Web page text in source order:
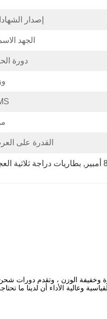
إصدار
الجهد
دورة
القدرة على
, بطاريات دراجة ثلاثية العجلات